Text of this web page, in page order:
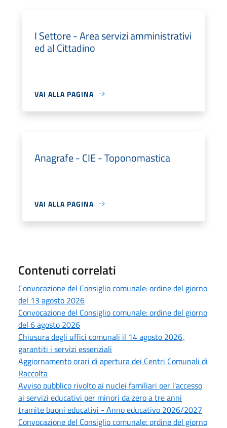
I Settore - Area servizi amministrativi
ed al Cittadino
VAI ALLA PAGINA
Anagrafe - CIE - Toponomastica
VAI ALLA PAGINA
Contenuti correlati
Convocazione del Consiglio comunale: ordine del giorno
del 13 agosto 2026
Convocazione del Consiglio comunale: ordine del giorno
del 6 agosto 2026
Chiusura degli uffici comunali il 14 agosto 2026,
garantiti i servizi essenziali
Aggiornamento orari di apertura dei Centri Comunali di
Raccolta
Avviso pubblico rivolto ai nuclei familiari per l'accesso
ai servizi educativi per minori da zero a tre anni
tramite buoni educativi - Anno educativo 2026/2027
Convocazione del Consiglio comunale: ordine del giorno